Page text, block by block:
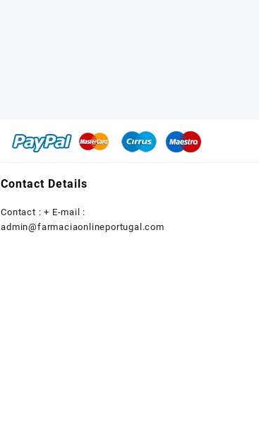
Contact Details
Contact : + E-mail :
admin@farmaciaonlineportugal.com